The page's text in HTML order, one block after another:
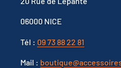
06000 NICE
Tél : 09 73 88 22 81
Mail :